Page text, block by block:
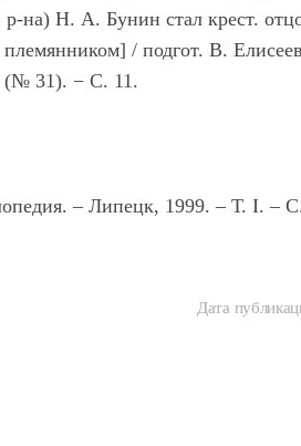
р-на) Н. А. Бунин стал крест.
/ подгот. В.
(№ 31). − С. 11.
– Липецк, 1999. – Т. I. –
Дата